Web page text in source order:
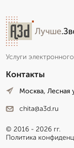
Лучше
Услуги
Контакты
Москва, Лесная
chita@a3d.ru
© 2016 - 2026 гг.
Политика